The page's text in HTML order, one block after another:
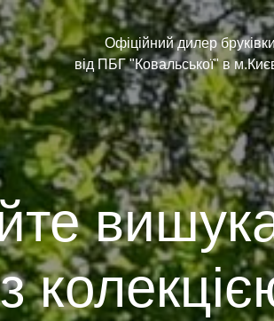
Офіційний дилер
від ПБГ "Ковальської" в